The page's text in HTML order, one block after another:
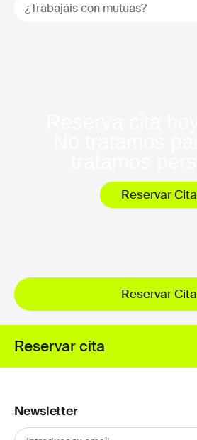
¿Trabajáis con mutuas?
Reservar Cita
Reservar Cita
Reservar cita
Newsletter